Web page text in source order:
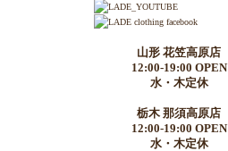
山形 花笠高原店
12:00-19:00 OPEN
水・木定休
栃木 那須高原店
12:00-19:00 OPEN
水・木定休